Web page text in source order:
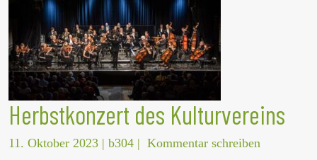
Herbstkonzert des Kulturvereins
11. Oktober 2023 | b304 | Kommentar schreiben